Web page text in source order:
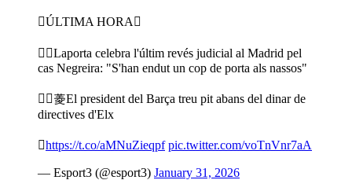
ÚLTIMA HORA
Laporta celebra l'últim revés judicial al Madrid pel
cas Negreira: "S'han endut un cop de porta als nassos"
菱El president del Barça treu pit abans del dinar de
directives d'Elx
https://t.co/aMNuZieqpf pic.twitter.com/voTnVnr7aA
— Esport3 (@esport3) January 31, 2026